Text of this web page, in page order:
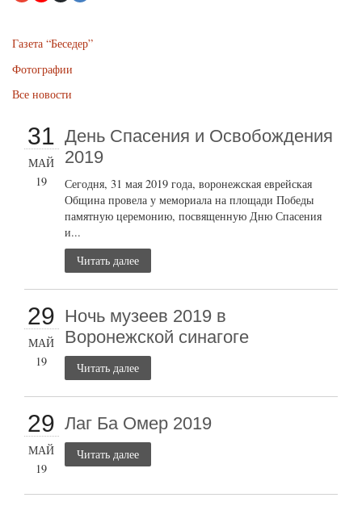
Газета “Беседер”
Фотографии
Все новости
31
МАЙ
19
День Спасения и Освобождения
2019
Сегодня, 31 мая 2019 года, воронежская еврейская
Община провела у мемориала на площади Победы
памятную церемонию, посвященную Дню Спасения
и...
Читать далее
29
МАЙ
19
Ночь музеев 2019 в
Воронежской синагоге
Читать далее
29
МАЙ
19
Лаг Ба Омер 2019
Читать далее